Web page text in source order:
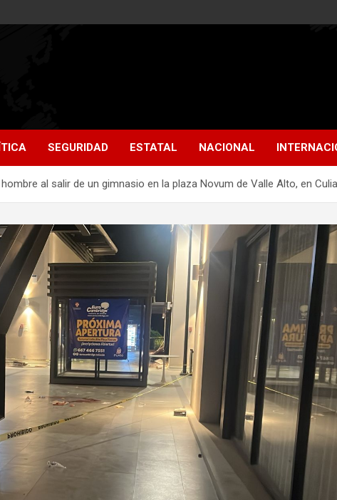
SEGURIDAD ESTATAL NACIONAL
al salir de un gimnasio en la plaza Novum de Valle Alto, en